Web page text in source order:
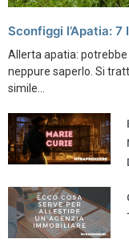
Sconfiggi l’Apatia:
Allerta apatia:
neppure saperlo. Si
simile...